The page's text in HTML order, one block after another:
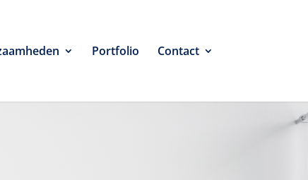
Portfolio Contact